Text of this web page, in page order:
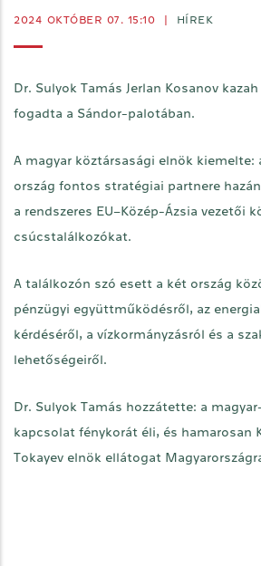
2024 OKTÓBER 07. 15:10 HÍREK
Dr. Sulyok Tamás Jerlan Kosanov
fogadta a Sándor-palotában.
A magyar köztársasági elnök kiemelte:
ország fontos stratégiai partnere
a rendszeres EU–Közép-Ázsia vezetői
csúcstalálkozókat.
A találkozón szó esett a két ország
pénzügyi együttműködésről, az
kérdéséről, a vízkormányzásról és a
lehetőségeiről.
Dr. Sulyok Tamás hozzátette: a
kapcsolat fénykorát éli, és hamarosan
Tokayev elnök ellátogat